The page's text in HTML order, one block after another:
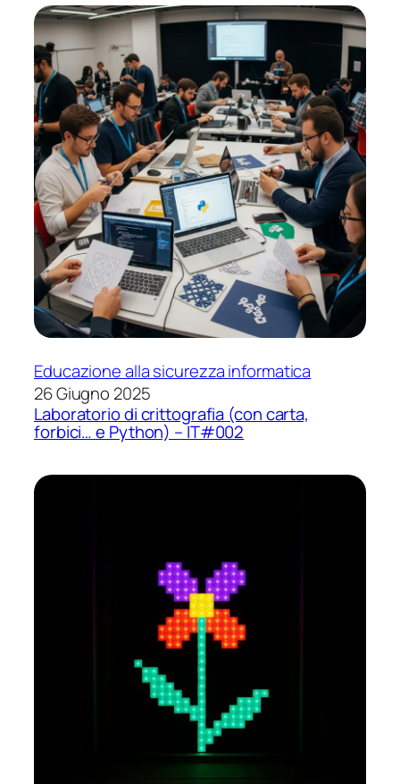
Educazione alla sicurezza informatica
26 Giugno 2025
Laboratorio di crittografia (con carta,
forbici… e Python) – IT#002